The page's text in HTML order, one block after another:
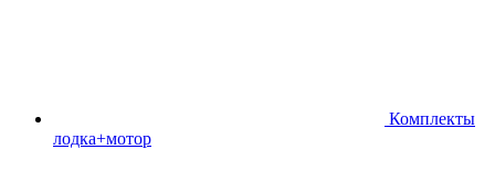
Комплекты
лодка+мотор